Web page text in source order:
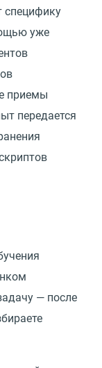
специфику
уже
приемы
передается
— после